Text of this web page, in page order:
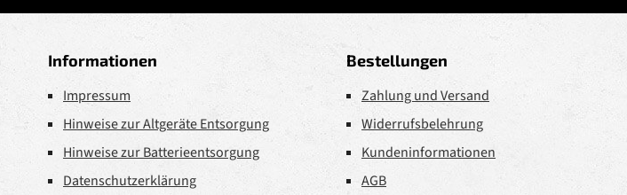
Informationen
Impressum
Hinweise zur Altgeräte Entsorgung
Hinweise zur Batterieentsorgung
Datenschutzerklärung
Bestellungen
Zahlung und Versand
Widerrufsbelehrung
Kundeninformationen
AGB